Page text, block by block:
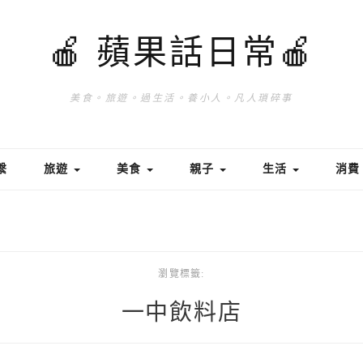
🍎 蘋果話日常🍎
美食。旅遊。過生活。養小人。凡人瑣碎事
旅遊 美食 親子 生活 消費
瀏覽標籤:
一中飲料店